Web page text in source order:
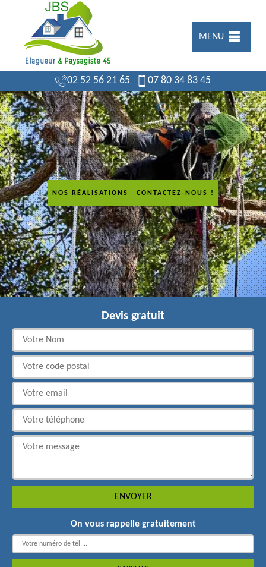
MENU
02 52 56 21 65 07 80 34 83 45
NOS RÉALISATIONS CONTACTEZ-NOUS !
Devis gratuit
On vous rappelle gratuitement